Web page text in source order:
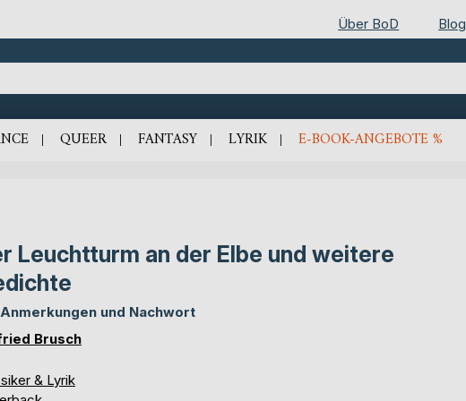
Über BoD Blog
QUEER FANTASY LYRIK E-BOOK-ANGEBOTE %
Leuchtturm an der Elbe und weitere
und Nachwort
Brusch
& Lyrik